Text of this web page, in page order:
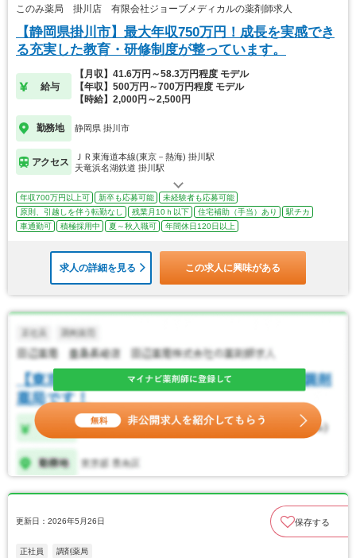
このみ薬局 掛川店 有限会社ジョーブメディカルの薬剤師求人
【静岡県掛川市】最大年収750万円！成長を実感でき
る充実した教育・研修制度が整っています。
給与
【月収】41.6万円～58.3万円程度 モデル
【年収】500万円～700万円程度 モデル
【時給】2,000円～2,500円
勤務地 静岡県 掛川市
アクセス
ＪＲ東海道本線(東京－熱海) 掛川駅
天竜浜名湖鉄道 掛川駅
年収700万円以上可 新卒も応募可能
未経験者も応募可能
原則、引越しを伴う転勤なし
残業月10ｈ以下 住宅補助（手当）あり
駅チカ
車通勤可
積極採用中 夏～秋入職可 年間休日120日以上
求人の詳細を見る この求人に興味がある
更新日：2026年5月26日 保存する
正社員 調剤薬局